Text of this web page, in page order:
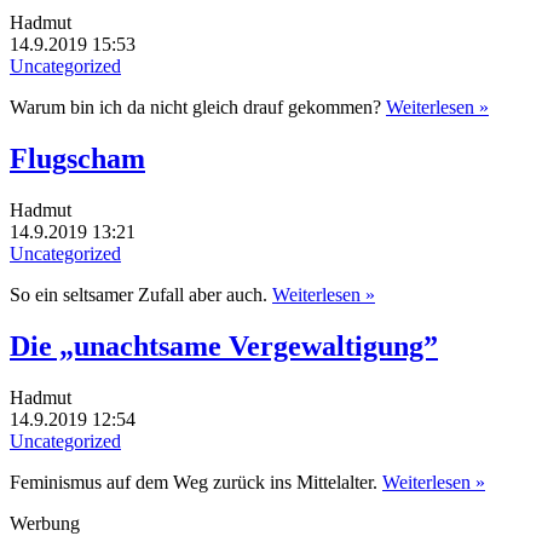
Hadmut
14.9.2019 15:53
Uncategorized
Warum bin ich da nicht gleich drauf gekommen? Weiterlesen »
Flugscham
Hadmut
14.9.2019 13:21
Uncategorized
So ein seltsamer Zufall aber auch. Weiterlesen »
Die „unachtsame Vergewaltigung”
Hadmut
14.9.2019 12:54
Uncategorized
Feminismus auf dem Weg zurück ins Mittelalter. Weiterlesen »
Werbung